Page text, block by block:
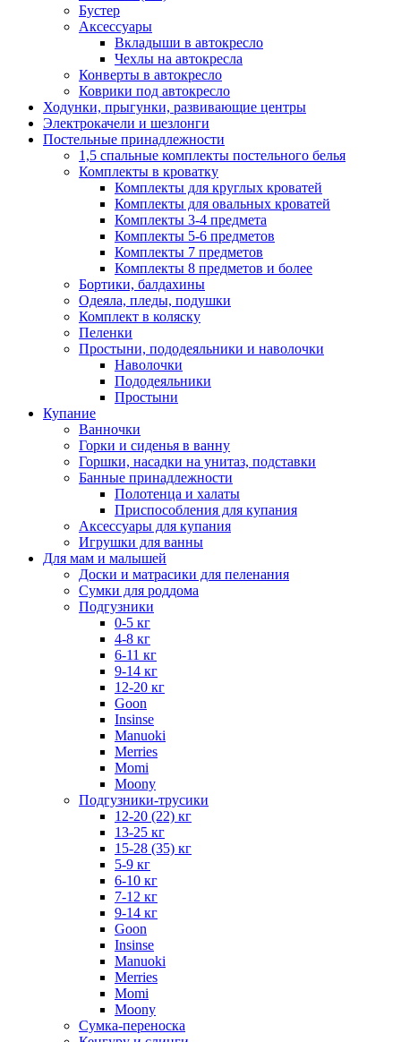
Бустер
Аксессуары
Вкладыши в автокресло
Чехлы на автокресла
Конверты в автокресло
Коврики под автокресло
Ходунки, прыгунки, развивающие центры
Электрокачели и шезлонги
Постельные принадлежности
1,5 спальные комплекты постельного белья
Комплекты в кроватку
Комплекты для круглых кроватей
Комплекты для овальных кроватей
Комплекты 3-4 предмета
Комплекты 5-6 предметов
Комплекты 7 предметов
Комплекты 8 предметов и более
Бортики, балдахины
Одеяла, пледы, подушки
Комплект в коляску
Пеленки
Простыни, пододеяльники и наволочки
Наволочки
Пододеяльники
Простыни
Купание
Ванночки
Горки и сиденья в ванну
Горшки, насадки на унитаз, подставки
Банные принадлежности
Полотенца и халаты
Приспособления для купания
Аксессуары для купания
Игрушки для ванны
Для мам и малышей
Доски и матрасики для пеленания
Сумки для роддома
Подгузники
0-5 кг
4-8 кг
6-11 кг
9-14 кг
12-20 кг
Goon
Insinse
Manuoki
Merries
Momi
Moony
Подгузники-трусики
12-20 (22) кг
13-25 кг
15-28 (35) кг
5-9 кг
6-10 кг
7-12 кг
9-14 кг
Goon
Insinse
Manuoki
Merries
Momi
Moony
Сумка-переноска